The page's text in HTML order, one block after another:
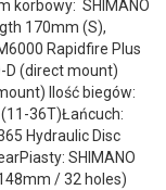
korbowy: SHIMANO
170mm (S),
Rapidfire Plus
D (direct mount)
Ilość biegów:
36T)Łańcuch:
Hydraulic Disc
SHIMANO
/ 32 holes)